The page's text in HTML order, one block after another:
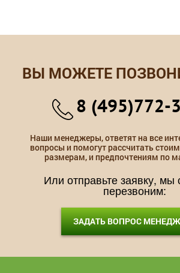
ВЫ МОЖЕТЕ
8 (495)772-
Наши менеджеры, ответят на все
вопросы и помогут рассчитать
размерам, и предпочтениям по
Или отправьте заявку,
перезвоним:
ЗАДАТЬ ВОПРОС